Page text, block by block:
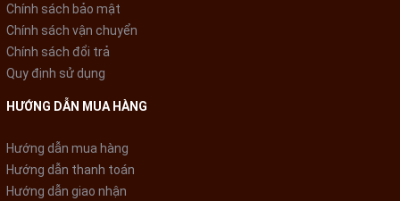
Goldsun GFA-6020 có thể điều chỉnh được 3 tốc độ gió khác
nhau: gió nhẹ, gió vừa và gió mạnh. Bạn có thể dễ dàng tùy
chọn, điều chỉnh tốc độ gió bằng công tắc xoay phù hợp với
Chính sách bảo mật
Chính sách vận chuyển
Chính sách đổi trả
Quy định sử dụng
HƯỚNG DẪN MUA HÀNG
Hướng dẫn mua hàng
Hướng dẫn thanh toán
Hướng dẫn giao nhận